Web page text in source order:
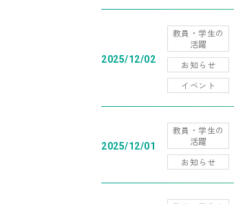
2025/12/02
教員・学生の
活躍
お知らせ
イベント
2025/12/01
教員・学生の
活躍
お知らせ